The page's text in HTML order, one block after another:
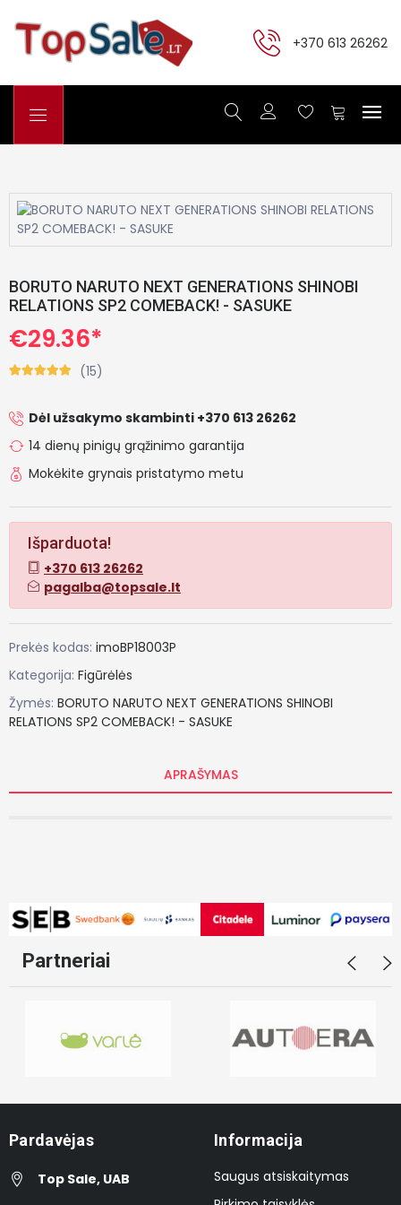
+370 613 26262
BORUTO NARUTO NEXT GENERATIONS SHINOBI
RELATIONS SP2 COMEBACK! - SASUKE
€29.36*
(15)
Dėl užsakymo skambinti +370 613 26262
14 dienų pinigų grąžinimo garantija
Mokėkite grynais pristatymo metu
Išparduota!
+370 613 26262
pagalba@topsale.lt
Prekės kodas: imoBP18003P
Kategorija: Figūrėlės
Žymės: BORUTO NARUTO NEXT GENERATIONS SHINOBI
RELATIONS SP2 COMEBACK! - SASUKE
APRAŠYMAS
Partneriai
Pardavėjas
Top Sale, UAB
Informacija
Saugus atsiskaitymas